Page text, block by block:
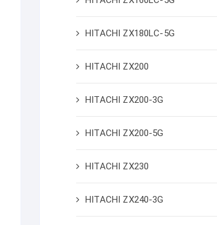
HITACHI ZX180LC-5G
HITACHI ZX200
HITACHI ZX200-3G
HITACHI ZX200-5G
HITACHI ZX230
HITACHI ZX240-3G